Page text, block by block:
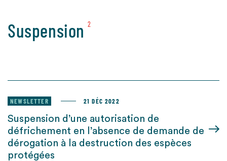
Suspension 2
NEWSLETTER 21 DÉC 2022
Suspension d’une autorisation de
défrichement en l’absence de demande de
dérogation à la destruction des espèces
protégées